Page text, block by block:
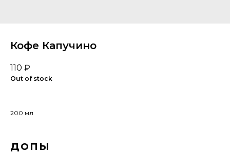
Кофе Капучино
110 ₽
Out of stock
200 мл
допы